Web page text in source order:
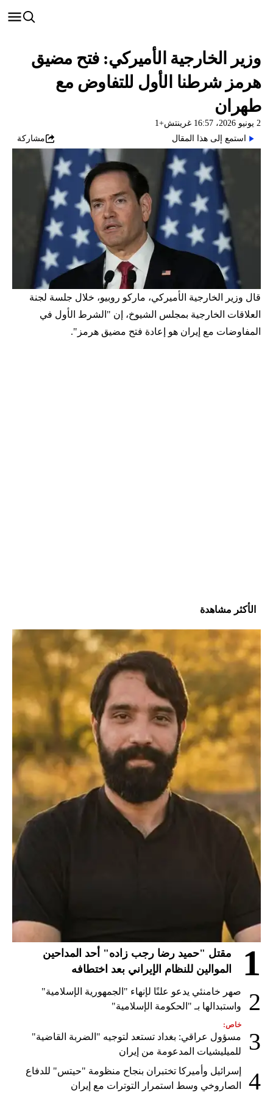
وزير الخارجية الأميركي: فتح مضيق
هرمز شرطنا الأول للتفاوض مع
طهران
2 يونيو 2026، 16:57 غرينتش+1
استمع إلى هذا المقال
مشاركة
قال وزير الخارجية الأميركي، ماركو روبيو، خلال جلسة لجنة
العلاقات الخارجية بمجلس الشيوخ، إن "الشرط الأول في
المفاوضات مع إيران هو إعادة فتح مضيق هرمز".
الأكثر مشاهدة
1
مقتل "حميد رضا رجب زاده" أحد المداحين
الموالين للنظام الإيراني بعد اختطافه
2
صهر خامنئي يدعو علنًا لإنهاء "الجمهورية الإسلامية"
واستبدالها بـ "الحكومة الإسلامية"
3
خاص:
مسؤول عراقي: بغداد تستعد لتوجيه "الضربة القاضية"
للميليشيات المدعومة من إيران
4
إسرائيل وأميركا تختبران بنجاح منظومة "حيتس" للدفاع
الصاروخي وسط استمرار التوترات مع إيران